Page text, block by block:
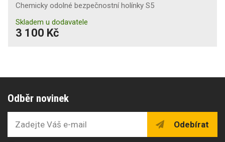
Chemicky odolné bezpečnostní holínky S5
Skladem u dodavatele
3 100 Kč
Odběr novinek
Odebírat